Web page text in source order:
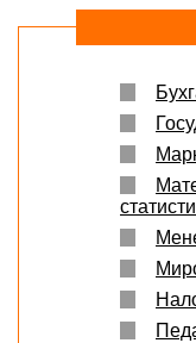
Большое спасибо
что нужно!!!!!
Спасибо, что ВЫ